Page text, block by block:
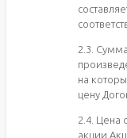
2.3.
на
цену
2.4. Цена
акции